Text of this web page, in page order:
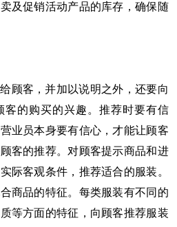
及促销活动产品的库存，确保随
顾客，并加以说明之外，还要向
客的购买的兴趣。推荐时要有信
业员本身要有信心，才能让顾客
客的推荐。对顾客提示商品和进
际客观条件，推荐适合的服装。
商品的特征。每类服装有不同的
等方面的特征，向顾客推荐服装